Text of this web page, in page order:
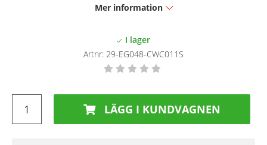
Mer information
Artnr: 29-EG048-CWC011S
LÄGG I KUNDVAGNEN